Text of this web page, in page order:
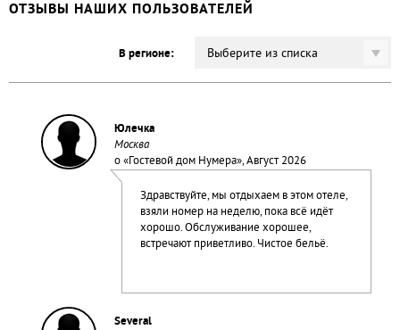
ОТЗЫВЫ НАШИХ ПОЛЬЗОВАТЕЛЕЙ
В регионе: Выберите из списка
Юлечка
Москва
о «Гостевой дом Нумера», Август 2026
Здравствуйте, мы отдыхаем в этом отеле,
взяли номер на неделю, пока всё идёт
хорошо. Обслуживание хорошее,
встречают приветливо. Чистое бельё.
Several